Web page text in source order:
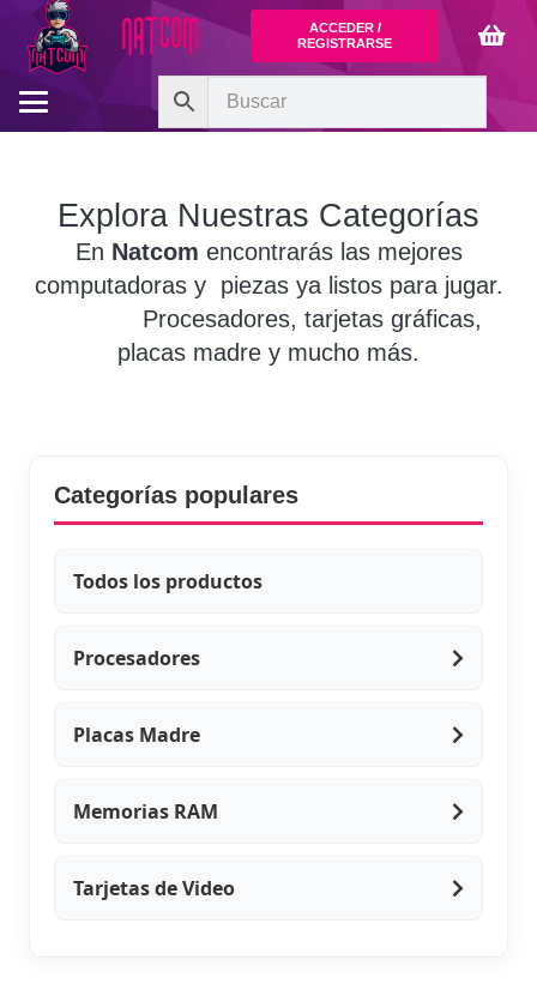
ACCEDER /
REGISTRARSE
Explora Nuestras Categorías
En Natcom encontrarás las mejores
computadoras y piezas ya listos para jugar.
Procesadores, tarjetas gráficas,
placas madre y mucho más.
Categorías populares
Todos los productos
Procesadores
Placas Madre
Memorias RAM
Tarjetas de Video